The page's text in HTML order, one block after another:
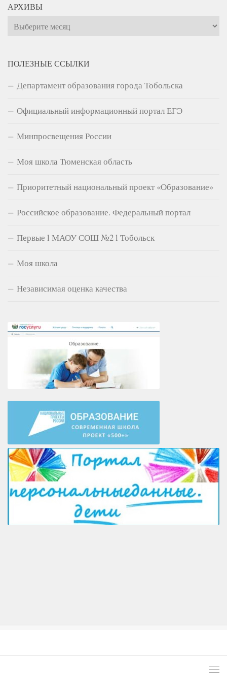
АРХИВЫ
Архивы
ПОЛЕЗНЫЕ ССЫЛКИ
Департамент образования города Тобольска
Официальный информационный портал ЕГЭ
Минпросвещения России
Моя школа Тюменская область
Приоритетный национальный проект «Образование»
Российское образование. Федеральный портал
Первые l МАОУ СОШ №2 l Тобольск
Моя школа
Независимая оценка качества